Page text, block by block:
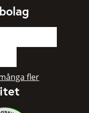
fler